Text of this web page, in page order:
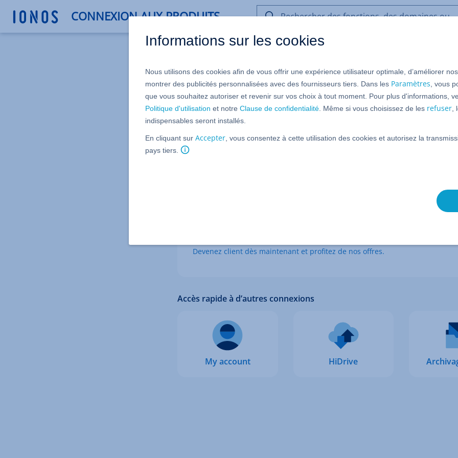
CONNEXION AUX PRODUITS
ou
de
l’aide
Connexion aux produits
Adresse email
Devenez client dès maintenant et profitez de nos offres.
Accès rapide à d’autres connexions
My account HiDrive
Informations sur les cookies
Nous utilisons des cookies afin de vous offrir une expérience utilisateur optimale, d’améliorer
montrer des publicités personnalisées avec des fournisseurs tiers. Dans les Paramètres , vous
que vous souhaitez autoriser et revenir sur vos choix à tout moment. Pour plus d'informations,
Politique d'utilisation et notre Clause de confidentialité . Même si vous choisissez de les refuser
indispensables seront installés.
En cliquant sur Accepter , vous consentez à cette utilisation des cookies et autorisez la
pays tiers.